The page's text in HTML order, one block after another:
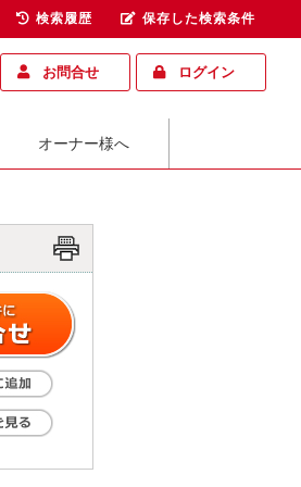
お問合せ ログイン
オーナー様へ
検索履歴 保存した検索条件